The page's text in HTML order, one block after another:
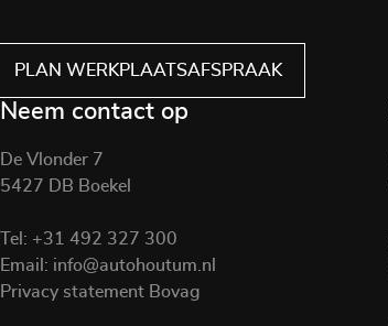
PLAN WERKPLAATSAFSPRAAK
Neem contact op
De Vlonder 7
5427 DB Boekel
Tel: +31 492 327 300
Email: info@autohoutum.nl
Privacy statement Bovag